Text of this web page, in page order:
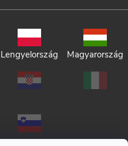
Lengyelország Magyarország